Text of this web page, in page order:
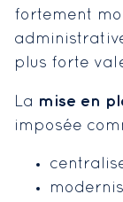
fortement
plus forte
La mise en
imposée